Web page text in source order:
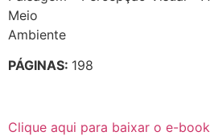
Meio
Ambiente
PÁGINAS: 198
Clique aqui para baixar o e-book